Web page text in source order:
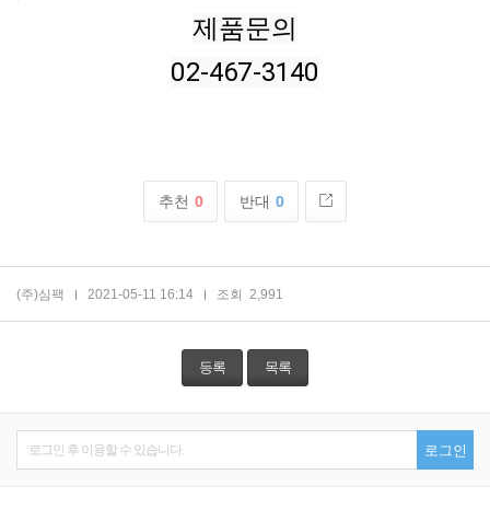
제품문의
02-467-3140
추천 0 반대 0
(주)심팩 2021-05-11 16:14 조회 2,991
등록 목록
로그인 후 이용할 수 있습니다. 로그인